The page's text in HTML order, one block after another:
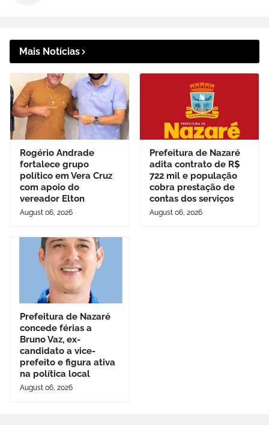
Mais Notícias
Rogério Andrade
fortalece grupo
político em Vera Cruz
com apoio do
vereador Elton
August 06, 2026
Prefeitura de Nazaré
adita contrato de R$
722 mil e população
cobra prestação de
contas dos serviços
August 06, 2026
Prefeitura de Nazaré
concede férias a
Bruno Vaz, ex-
candidato a vice-
prefeito e figura ativa
na política local
August 06, 2026